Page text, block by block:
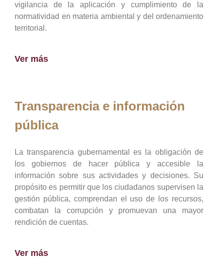
vigilancia de la aplicación y cumplimiento de la
normatividad en materia ambiental y del ordenamiento
territorial.
Ver más
Transparencia e información
pública
La transparencia gubernamental es la obligación de
los gobiernos de hacer pública y accesible la
información sobre sus actividades y decisiones. Su
propósito es permitir que los ciudadanos supervisen la
gestión pública, comprendan el uso de los recursos,
combatan la corrupción y promuevan una mayor
rendición de cuentas.
Ver más